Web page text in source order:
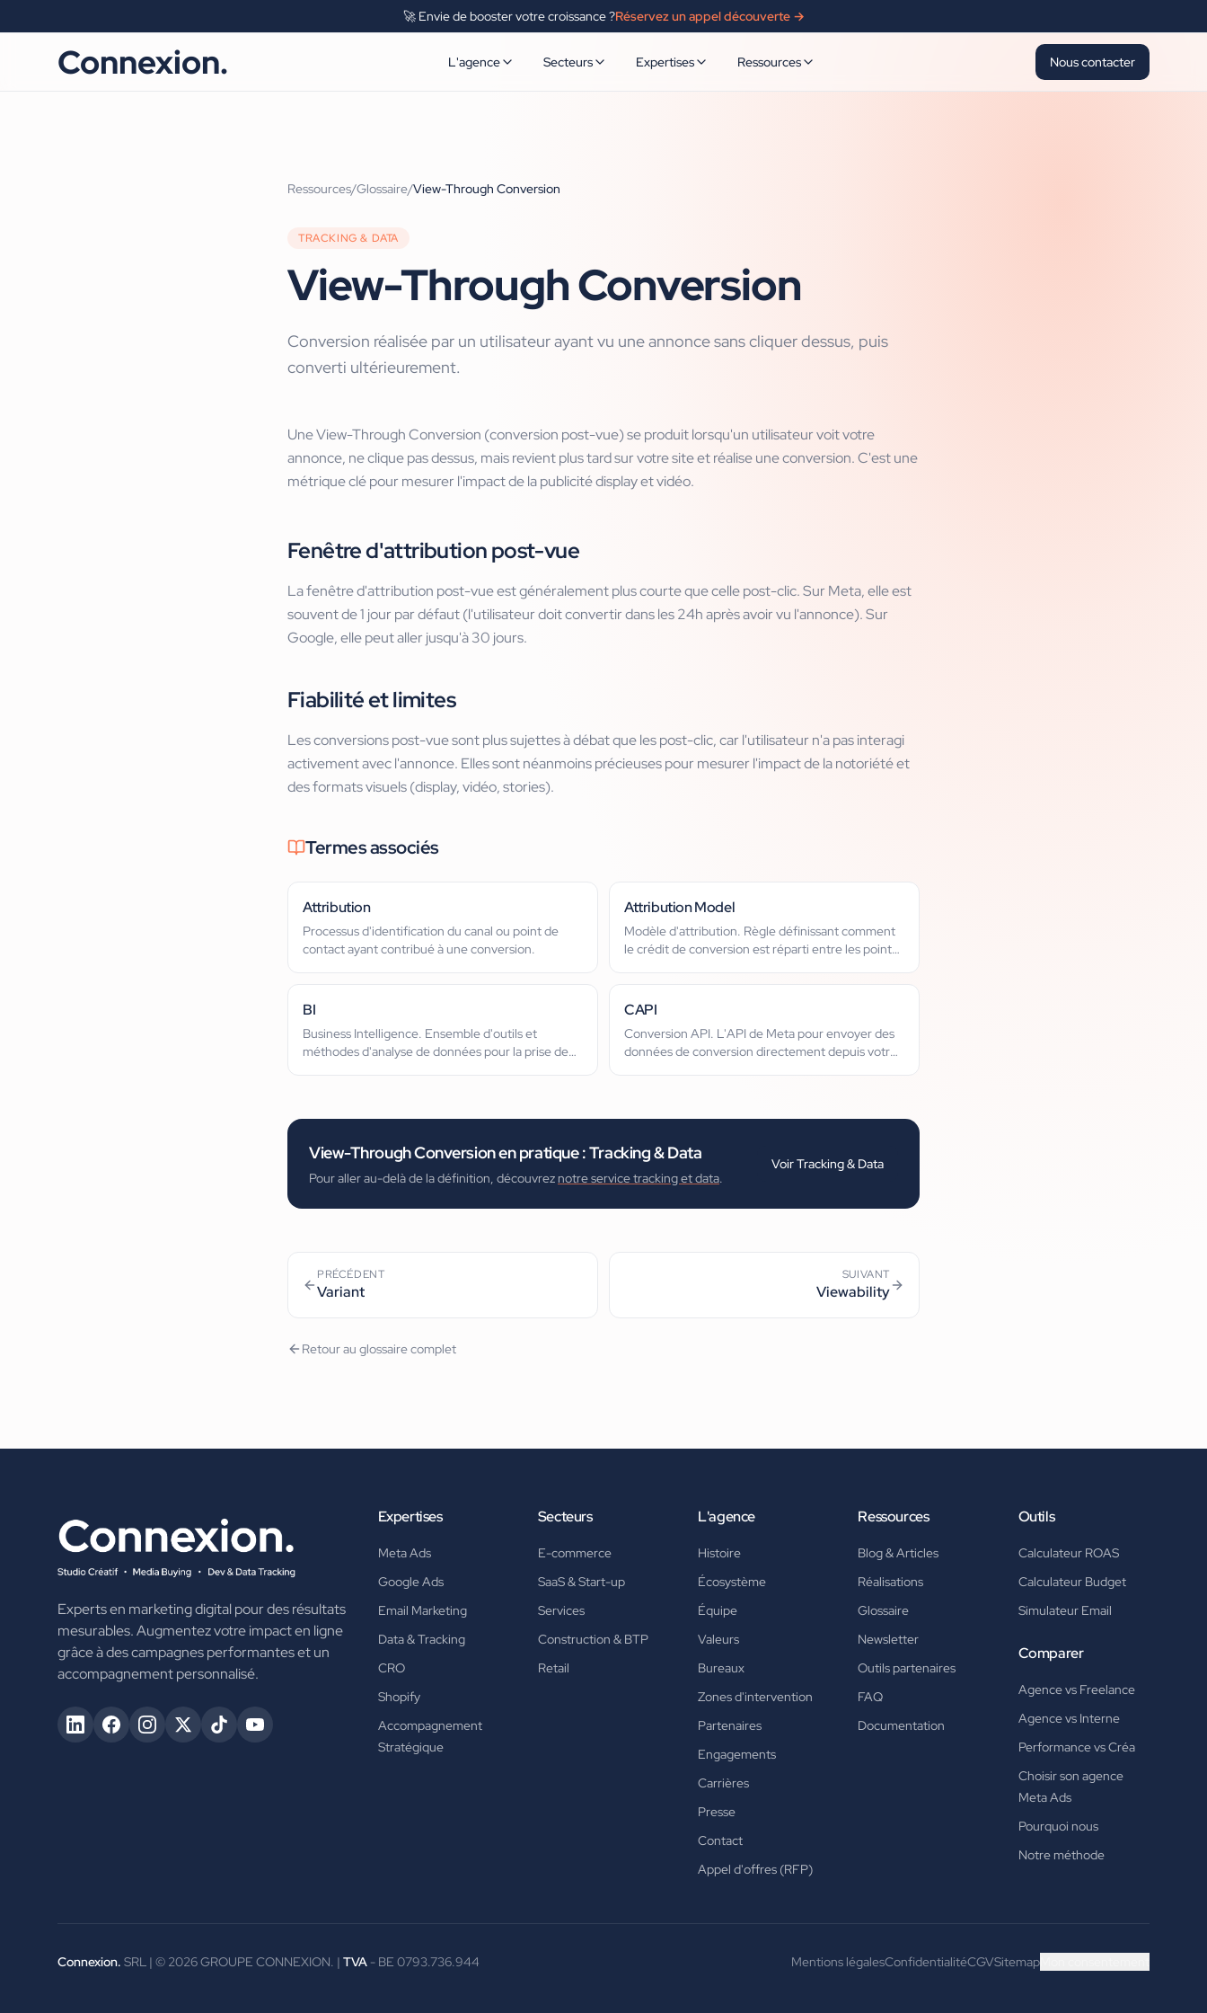
🚀 Envie de booster votre croissance ?Réservez un appel découverte →
Connexion. L'agence Secteurs Expertises Ressources Nous contacter
Ressources/Glossaire/View-Through Conversion
TRACKING & DATA
View-Through Conversion
Conversion réalisée par un utilisateur ayant vu une annonce sans cliquer dessus, puis
converti ultérieurement.
Une View-Through Conversion (conversion post-vue) se produit lorsqu'un utilisateur voit votre
annonce, ne clique pas dessus, mais revient plus tard sur votre site et réalise une conversion. C'est une
métrique clé pour mesurer l'impact de la publicité display et vidéo.
Fenêtre d'attribution post-vue
La fenêtre d'attribution post-vue est généralement plus courte que celle post-clic. Sur Meta, elle est
souvent de 1 jour par défaut (l'utilisateur doit convertir dans les 24h après avoir vu l'annonce). Sur
Google, elle peut aller jusqu'à 30 jours.
Fiabilité et limites
Les conversions post-vue sont plus sujettes à débat que les post-clic, car l'utilisateur n'a pas interagi
activement avec l'annonce. Elles sont néanmoins précieuses pour mesurer l'impact de la notoriété et
des formats visuels (display, vidéo, stories).
Termes associés
Attribution
Processus d'identification du canal ou point de
contact ayant contribué à une conversion.
Attribution Model
Modèle d'attribution. Règle définissant comment
le crédit de conversion est réparti entre les points
BI
Business Intelligence. Ensemble d'outils et
méthodes d'analyse de données pour la prise de
CAPI
Conversion API. L'API de Meta pour envoyer des
données de conversion directement depuis votre
View-Through Conversionen pratique :Tracking & Data
Pour aller au-delà de la définition, découvrez notre service tracking et data.
VoirTracking & Data
PRÉCÉDENT
Variant
SUIVANT
Viewability
Retour au glossaire complet
Experts en marketing digital pour des résultats
mesurables. Augmentez votre impact en ligne
grâce à des campagnes performantes et un
accompagnement personnalisé.
Expertises
Meta Ads
Google Ads
Email Marketing
Data & Tracking
CRO
Shopify
Accompagnement
Stratégique
Secteurs
E-commerce
SaaS & Start-up
Services
Construction & BTP
Retail
L'agence
Histoire
Écosystème
Équipe
Valeurs
Bureaux
Zones d'intervention
Partenaires
Engagements
Carrières
Presse
Contact
Appel d'offres (RFP)
Ressources
Blog & Articles
Réalisations
Glossaire
Newsletter
Outils partenaires
FAQ
Documentation
Outils
Calculateur ROAS
Calculateur Budget
Simulateur Email
Comparer
Agence vs Freelance
Agence vs Interne
Performance vs Créa
Choisir son agence
Meta Ads
Pourquoi nous
Notre méthode
Connexion. SRL | © 2026GROUPE CONNEXION. | TVA - BE 0793.736.944 Mentions légalesConfidentialitéCGVSitemap